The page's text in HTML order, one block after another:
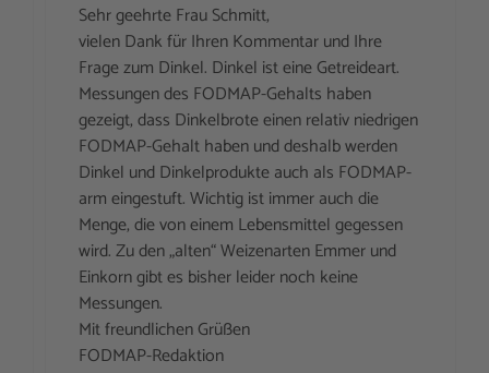
Sehr geehrte Frau Schmitt,
vielen Dank für Ihren Kommentar und Ihre
Frage zum Dinkel. Dinkel ist eine Getreideart.
Messungen des FODMAP-Gehalts haben
gezeigt, dass Dinkelbrote einen relativ niedrigen
FODMAP-Gehalt haben und deshalb werden
Dinkel und Dinkelprodukte auch als FODMAP-
arm eingestuft. Wichtig ist immer auch die
Menge, die von einem Lebensmittel gegessen
wird. Zu den „alten“ Weizenarten Emmer und
Einkorn gibt es bisher leider noch keine
Messungen.
Mit freundlichen Grüßen
FODMAP-Redaktion